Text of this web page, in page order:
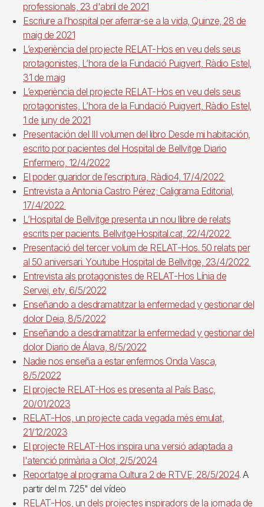
professionals, 23 d'abril de 2021
Escriure a l’hospital per aferrar-se a la vida, Quinze, 28 de
maig de 2021
L’experiència del projecte RELAT-Hos en veu dels seus
protagonistes, L’hora de la Fundació Puigvert, Ràdio Estel,
31 de maig
L’experiència del projecte RELAT-Hos en veu dels seus
protagonistes, L’hora de la Fundació Puigvert, Ràdio Estel,
1 de juny de 2021
Presentación del III volumen del libro Desde mi habitación,
escrito por pacientes del Hospital de Bellvitge Diario
Enfermero, 12/4/2022
El poder guaridor de l’escriptura, Ràdio4, 17/4/2022
Entrevista a Antonia Castro Pérez; Caligrama Editorial,
17/4/2022
L’Hospital de Bellvitge presenta un nou llibre de relats
escrits per pacients. BellvitgeHospital.cat, 22/4/2022
Presentació del tercer volum de RELAT-Hos. 50 relats per
al 50 aniversari. Youtube Hospital de Bellvitge, 23/4/2022
Entrevista als protagonistes de RELAT-Hos Línia de
Servei, etv, 6/5/2022
Enseñando a desdramatitzar la enfermedad y gestionar del
dolor Deia, 8/5/2022
Enseñando a desdramatitzar la enfermedad y gestionar del
dolor Diario de Álava, 8/5/2022
Nadie nos enseña a estar enfermos Onda Vasca,
8/5/2022
El projecte RELAT-Hos es presenta al País Basc,
20/01/2023
RELAT-Hos, un projecte cada vegada més emulat,
21/12/2023
El projecte RELAT-Hos inspira una versió adaptada a
l'atenció primària a Olot, 2/5/2024
Reportatge al programa Cultura 2 de RTVE, 28/5/2024. A
partir del m. 7.25" del vídeo
RELAT-Hos, un dels projectes inspiradors de la jornada de